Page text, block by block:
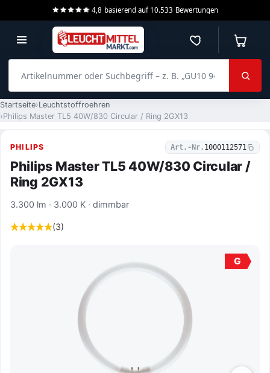
4,8 basierend auf 10.533 Bewertungen
Merkzettel
Startseite Leuchtstoffroehren
Philips Master TL5 40W/830 Circular / Ring 2GX13
PHILIPS Art.-Nr. 1000112571
Philips Master TL5 40W/830 Circular /
Ring 2GX13
3.300 lm · 3.000 K · dimmbar
(3)
G